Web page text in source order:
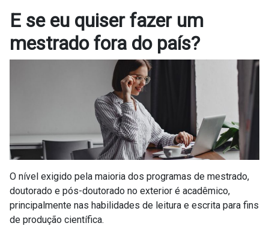
E se eu quiser fazer um
mestrado fora do país?
O nível exigido pela maioria dos programas de mestrado,
doutorado e pós-doutorado no exterior é acadêmico,
principalmente nas habilidades de leitura e escrita para fins
de produção científica.